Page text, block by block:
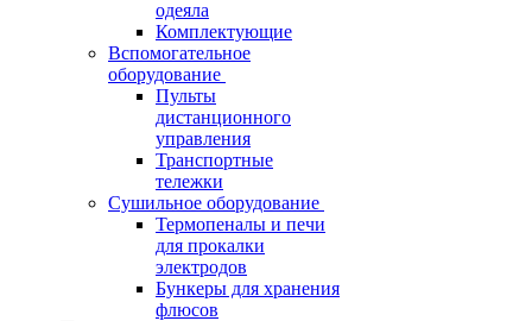
одеяла
Комплектующие
Вспомогательное
оборудование
Пульты
дистанционного
управления
Транспортные
тележки
Сушильное оборудование
Термопеналы и печи
для прокалки
электродов
Бункеры для хранения
флюсов